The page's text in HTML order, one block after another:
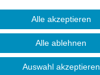
Alle akzeptieren
Alle ablehnen
Auswahl akzeptieren